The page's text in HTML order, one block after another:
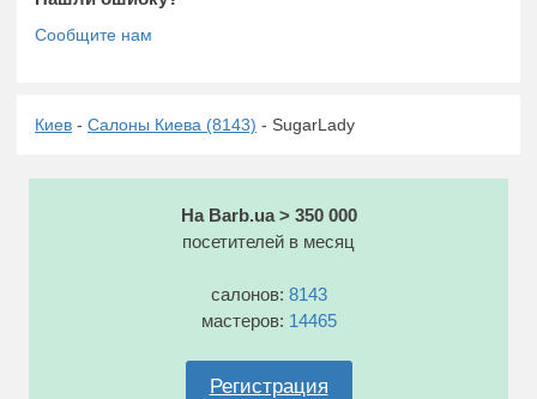
Киев - Салоны Киева (8143) - SugarLady
На Barb.ua > 350 000
посетителей в месяц
салонов: 8143
мастеров: 14465
Регистрация